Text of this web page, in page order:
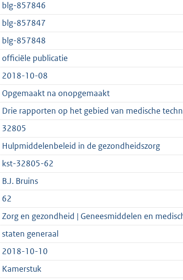
d
s
g
r
o
o
t
t
e
:
2
K
b
n
d
s
g
r
o
o
t
t
:
2
K
b
blg-857846
blg-857847
blg-857848
officiële publicatie
2018-10-08
Opgemaakt na onopgemaakt
Drie rapporten op het gebied van medische
32805
Hulpmiddelenbeleid in de gezondheidszorg
kst-32805-62
B.J. Bruins
62
Zorg en gezondheid | Geneesmiddelen en
staten generaal
2018-10-10
Kamerstuk